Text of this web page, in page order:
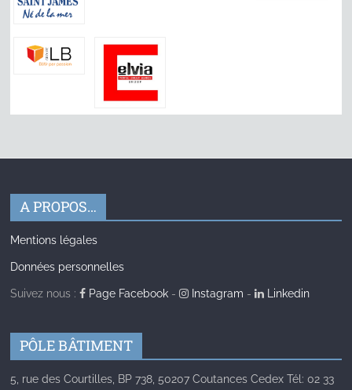
A PROPOS…
Mentions légales
Données personnelles
Suivez nous : Page Facebook - Instagram - Linkedin
PÔLE BÂTIMENT
5, rue des Courtilles, BP 738, 50207 Coutances Cedex Tél: 02 33